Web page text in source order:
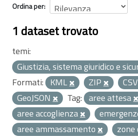
Ordina per
1 dataset trovato
temi:
Giustizia, sistema giuridico e
Formati: KML ZIP
CSV
GeoJSON
Tag: aree attesa
aree accoglienza
aree ammassamento